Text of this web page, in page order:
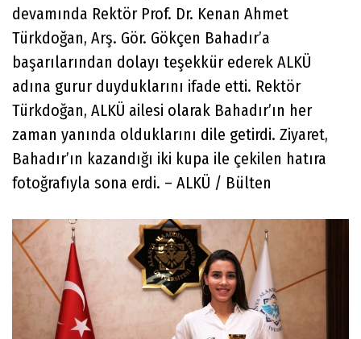
devamında Rektör Prof. Dr. Kenan Ahmet
Türkdoğan, Arş. Gör. Gökçen Bahadır’a
başarılarından dolayı teşekkür ederek ALKÜ
adına gurur duyduklarını ifade etti. Rektör
Türkdoğan, ALKÜ ailesi olarak Bahadır’ın her
zaman yanında olduklarını dile getirdi. Ziyaret,
Bahadır’ın kazandığı iki kupa ile çekilen hatıra
fotoğrafıyla sona erdi. – ALKÜ / Bülten